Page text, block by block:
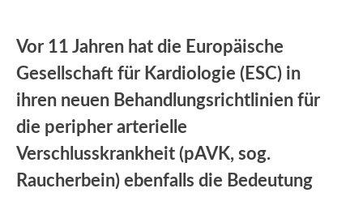
Vor 11 Jahren hat die Europäische
Gesellschaft für Kardiologie (ESC) in
ihren neuen Behandlungsrichtlinien für
die peripher arterielle
Verschlusskrankheit (pAVK, sog.
Raucherbein) ebenfalls die Bedeutung